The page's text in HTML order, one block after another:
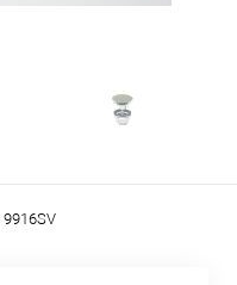
9916SV